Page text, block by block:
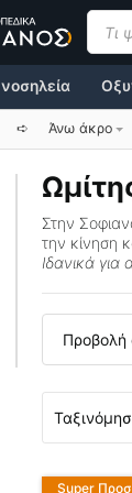
νοσηλεία
➪ Άνω άκρο
Στην
την κίνηση
Ιδανικά
Super
Αυτό